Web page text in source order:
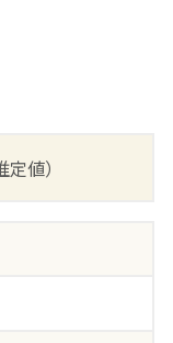
値）